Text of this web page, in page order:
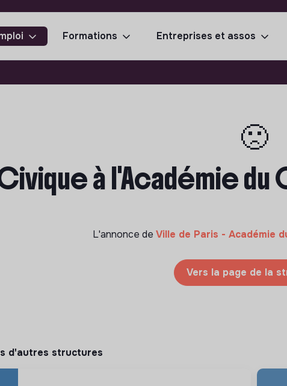
Formations Entreprises et assos
🙁
à l'Académie
L'annonce de Ville de Paris - Académie
Vers la page de la
d'autres structures